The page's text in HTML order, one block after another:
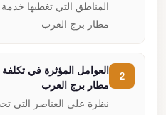
المناطق التي تغطيها خدمة
مطار برج العرب
العوامل المؤثرة في تكلفة
مطار برج العرب
نظرة على العناصر التي